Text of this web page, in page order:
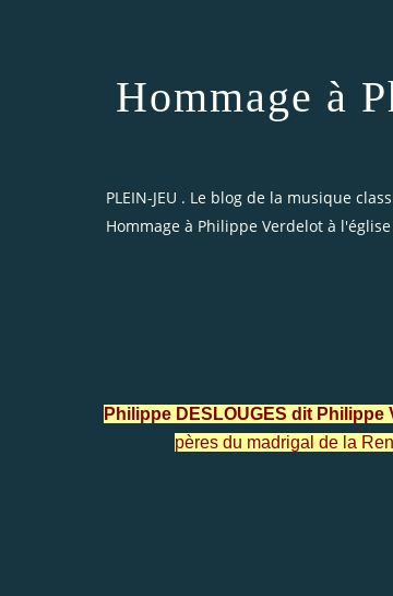
Hommage à
PLEIN-JEU . Le blog de la musique
Hommage à Philippe Verdelot à
Philippe DESLOUGES dit Philippe
pères du madrigal de la